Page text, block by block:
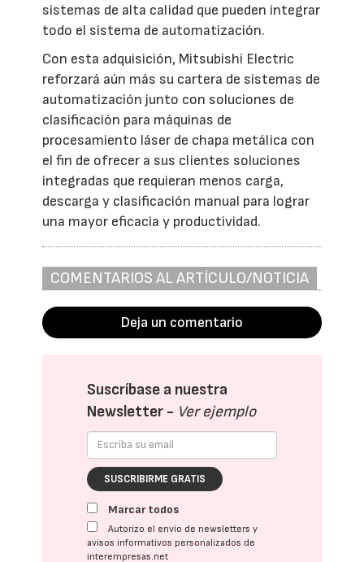
sistemas de alta calidad que pueden integrar
todo el sistema de automatización.
Con esta adquisición, Mitsubishi Electric
reforzará aún más su cartera de sistemas de
automatización junto con soluciones de
clasificación para máquinas de
procesamiento láser de chapa metálica con
el fin de ofrecer a sus clientes soluciones
integradas que requieran menos carga,
descarga y clasificación manual para lograr
una mayor eficacia y productividad.
COMENTARIOS AL ARTÍCULO/NOTICIA
Deja un comentario
Suscríbase a nuestra
Newsletter - Ver ejemplo
SUSCRIBIRME GRATIS
Marcar todos
Autorizo el envío de newsletters y
avisos informativos personalizados de
interempresas.net